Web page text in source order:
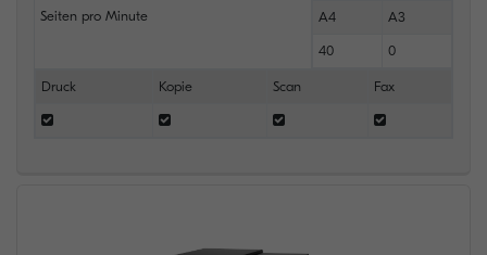
Seiten pro Minute A4 A3
40 0
Druck Kopie Scan Fax